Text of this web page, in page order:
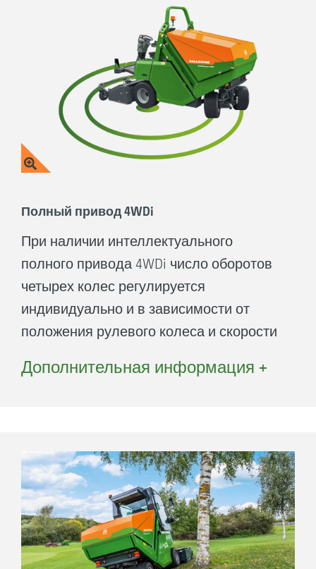
Полный привод 4WDi
При наличии интеллектуального
полного привода 4WDi число оборотов
четырех колес регулируется
индивидуально и в зависимости от
положения рулевого колеса и скорости
задействует задние колеса только
движении назад.
Преимущества техники 4WDi
Руление с нулевым радиусом
поворота
Дополнительная информация +